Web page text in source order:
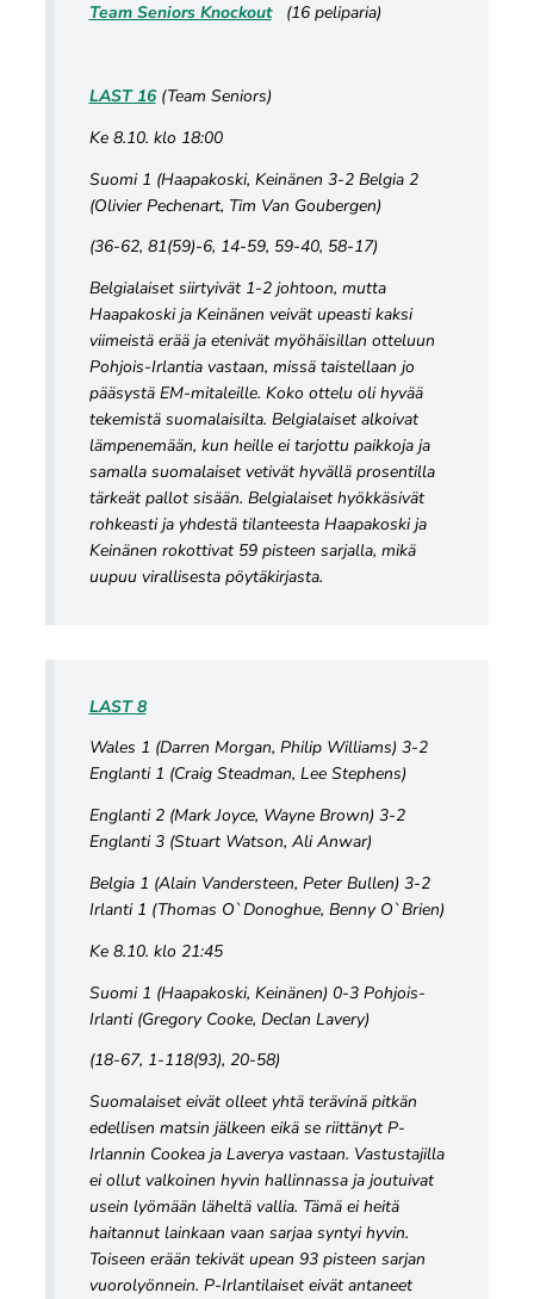
Team Seniors Knockout (16 peliparia)
LAST 16(Team Seniors)
Ke 8.10. klo 18:00
Suomi 1 (Haapakoski, Keinänen 3-2 Belgia 2
(Olivier Pechenart, Tim Van Goubergen)
(36-62, 81(59)-6, 14-59, 59-40, 58-17)
Belgialaiset siirtyivät 1-2 johtoon, mutta
Haapakoski ja Keinänen veivät upeasti kaksi
viimeistä erää ja etenivät myöhäisillan otteluun
Pohjois-Irlantia vastaan, missä taistellaan jo
pääsystä EM-mitaleille. Koko ottelu oli hyvää
tekemistä suomalaisilta. Belgialaiset alkoivat
lämpenemään, kun heille ei tarjottu paikkoja ja
samalla suomalaiset vetivät hyvällä prosentilla
tärkeät pallot sisään. Belgialaiset hyökkäsivät
rohkeasti ja yhdestä tilanteesta Haapakoski ja
Keinänen rokottivat 59 pisteen sarjalla, mikä
uupuu virallisesta pöytäkirjasta.
LAST 8
Wales 1 (Darren Morgan, Philip Williams) 3-2
Englanti 1 (Craig Steadman, Lee Stephens)
Englanti 2 (Mark Joyce, Wayne Brown) 3-2
Englanti 3 (Stuart Watson, Ali Anwar)
Belgia 1 (Alain Vandersteen, Peter Bullen) 3-2
Irlanti 1 (Thomas O`Donoghue, Benny O`Brien)
Ke 8.10. klo 21:45
Suomi 1 (Haapakoski, Keinänen) 0-3 Pohjois-
Irlanti (Gregory Cooke, Declan Lavery)
(18-67, 1-118(93), 20-58)
Suomalaiset eivät olleet yhtä terävinä pitkän
edellisen matsin jälkeen eikä se riittänyt P-
Irlannin Cookea ja Laverya vastaan. Vastustajilla
ei ollut valkoinen hyvin hallinnassa ja joutuivat
usein lyömään läheltä vallia. Tämä ei heitä
haitannut lainkaan vaan sarjaa syntyi hyvin.
Toiseen erään tekivät upean 93 pisteen sarjan
vuorolyönnein. P-Irlantilaiset eivät antaneet